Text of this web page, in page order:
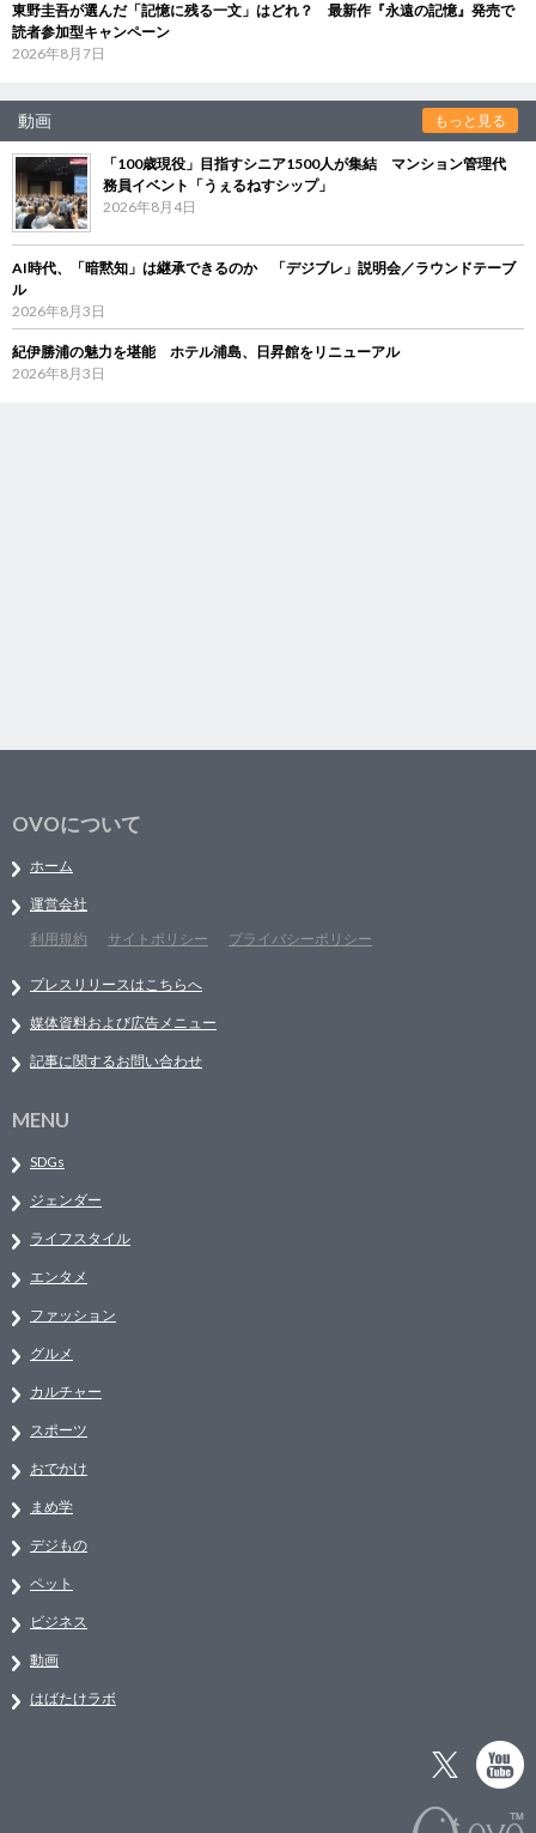
東野圭吾が選んだ「記憶に残る一文」はどれ？ 最新作『永遠の記憶』発売で
読者参加型キャンペーン
2026年8月7日
動画 もっと見る
「100歳現役」目指すシニア1500人が集結 マンション管理代
務員イベント「うぇるねすシップ」
2026年8月4日
AI時代、「暗黙知」は継承できるのか 「デジブレ」説明会／ラウンドテーブ
ル
2026年8月3日
紀伊勝浦の魅力を堪能 ホテル浦島、日昇館をリニューアル
2026年8月3日
OVOについて
ホーム
運営会社
利用規約
サイトポリシー プライバシーポリシー
プレスリリースはこちらへ
媒体資料および広告メニュー
記事に関するお問い合わせ
MENU
SDGs
ジェンダー
ライフスタイル
エンタメ
ファッション
グルメ
カルチャー
スポーツ
おでかけ
まめ学
デジもの
ペット
ビジネス
動画
はばたけラボ